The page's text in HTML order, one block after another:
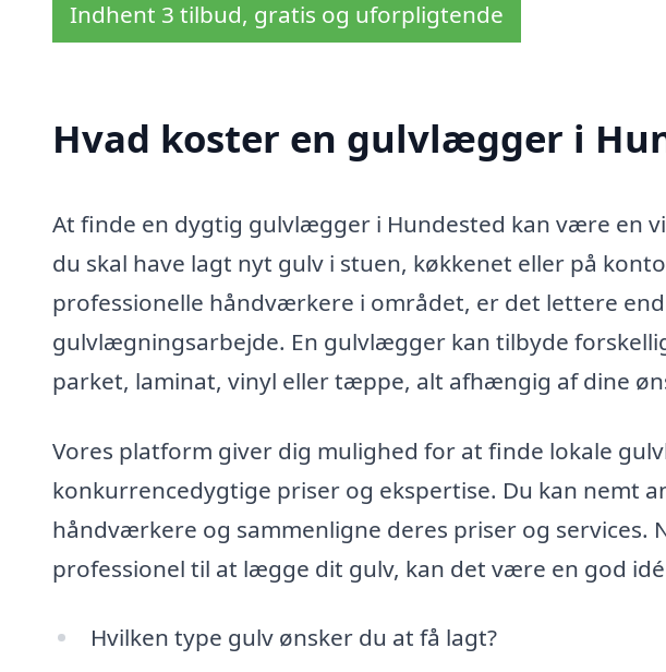
Indhent 3 tilbud, gratis og uforpligtende
Hvad koster en gulvlægger i
At finde en dygtig gulvlægger i Hundested kan være en
du skal have lagt nyt gulv i stuen, køkkenet eller på
professionelle håndværkere i området, er det lettere
gulvlægningsarbejde. En gulvlægger kan tilbyde
parket, laminat, vinyl eller tæppe, alt afhængig af dine
Vores platform giver dig mulighed for at finde lokale
konkurrencedygtige priser og ekspertise. Du kan nemt
håndværkere og sammenligne deres priser og services.
professionel til at lægge dit gulv, kan det være en god
Hvilken type gulv ønsker du at få lagt?